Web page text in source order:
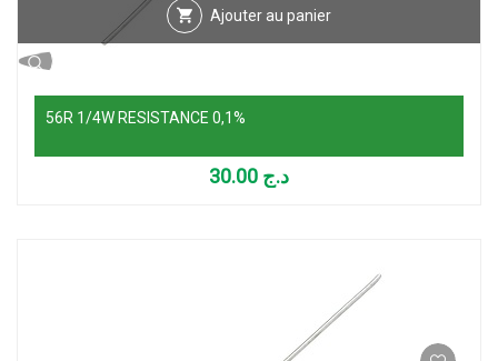
Ajouter au panier
56R 1/4W RESISTANCE 0,1%
د.ج